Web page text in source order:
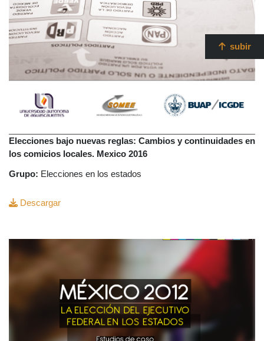
Elecciones bajo nuevas reglas: Cambios y continuidades en
los comicios locales. Mexico 2016
Grupo: Elecciones en los estados
Descargar
subir